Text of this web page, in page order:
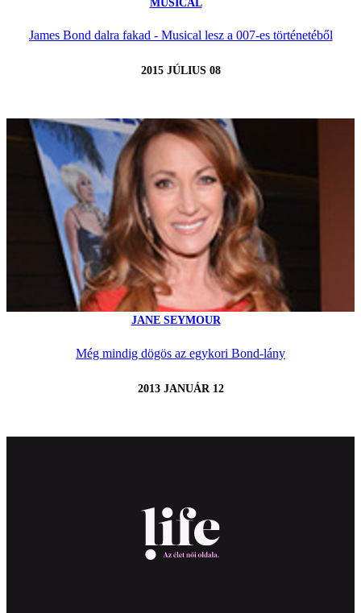
MUSICAL
James Bond dalra fakad - Musical lesz a 007-es történetéből
2015 JÚLIUS 08
JANE SEYMOUR
Még mindig dögös az egykori Bond-lány
2013 JANUÁR 12